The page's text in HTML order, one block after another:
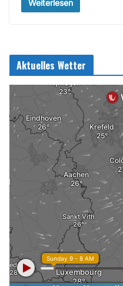
Weiterlesen
Aktuelles Wetter